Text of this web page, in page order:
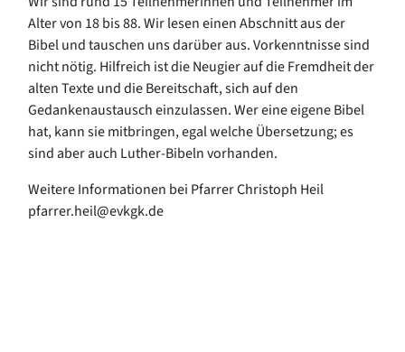
Alter von 18 bis 88. Wir lesen einen Abschnitt aus der
Bibel und tauschen uns darüber aus. Vorkenntnisse sind
nicht nötig. Hilfreich ist die Neugier auf die Fremdheit der
alten Texte und die Bereitschaft, sich auf den
Gedankenaustausch einzulassen. Wer eine eigene Bibel
hat, kann sie mitbringen, egal welche Übersetzung; es
sind aber auch Luther-Bibeln vorhanden.
Weitere Informationen bei Pfarrer Christoph Heil
pfarrer.heil@evkgk.de